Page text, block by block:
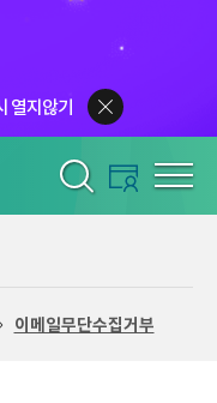
열지않기
이메일무단수집거부